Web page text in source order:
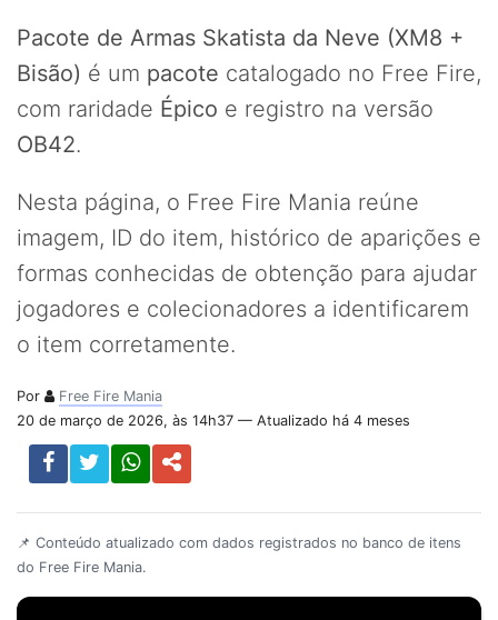
Pacote de Armas Skatista da Neve (XM8 +
Bisão) é um pacote catalogado no Free Fire,
com raridade Épico e registro na versão
OB42.
Nesta página, o Free Fire Mania reúne
imagem, ID do item, histórico de aparições e
formas conhecidas de obtenção para ajudar
jogadores e colecionadores a identificarem
o item corretamente.
Por
Free Fire Mania
20 de março de 2026, às 14h37 — Atualizado há 4 meses
📌 Conteúdo atualizado com dados registrados no banco de itens
do Free Fire Mania.